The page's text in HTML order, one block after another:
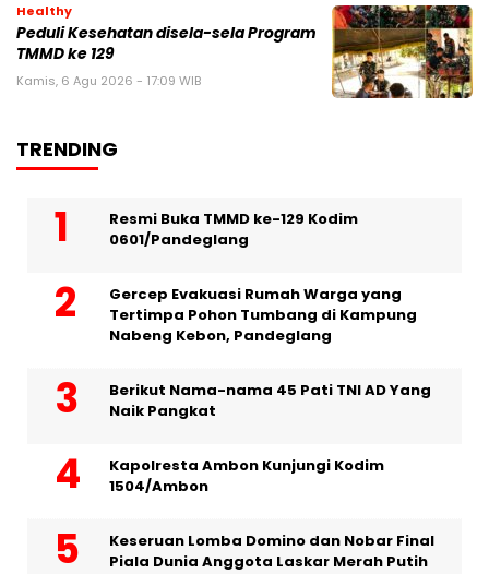
Healthy
Peduli Kesehatan disela-sela Program
TMMD ke 129
Kamis, 6 Agu 2026 - 17:09 WIB
TRENDING
Resmi Buka TMMD ke-129 Kodim
0601/Pandeglang
Gercep Evakuasi Rumah Warga yang
Tertimpa Pohon Tumbang di Kampung
Nabeng Kebon, Pandeglang
Berikut Nama-nama 45 Pati TNI AD Yang
Naik Pangkat
Kapolresta Ambon Kunjungi Kodim
1504/Ambon
Keseruan Lomba Domino dan Nobar Final
Piala Dunia Anggota Laskar Merah Putih